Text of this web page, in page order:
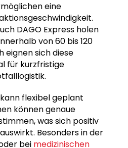
eine
DAGO Express holen
von 60 bis 120
eignen sich diese
für kurzfristige
flexibel geplant
können genaue
was sich positiv
Besonders in der
bei medizinischen